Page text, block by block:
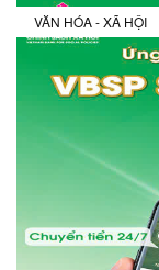
VĂN HÓA - XÃ HỘI